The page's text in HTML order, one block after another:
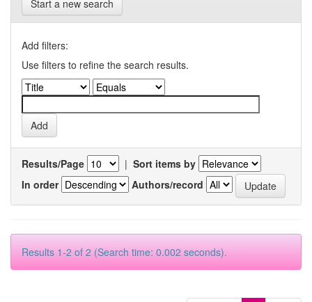
Start a new search
Add filters:
Use filters to refine the search results.
Results/Page | Sort items by
In order
Authors/record
Results 1-2 of 2 (Search time: 0.002 seconds).